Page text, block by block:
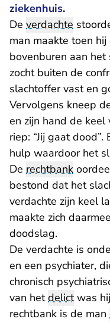
ziekenhuis.
De verdachte
man maakte toen
bovenburen aan
zocht buiten de
slachtoffer vast en
Vervolgens kneep
en zijn hand de
riep: “Jij gaat
hulp waardoor het
De rechtbank
bestond dat het
verdachte zijn keel
maakte zich
doodslag.
De verdachte is
en een psychiater,
chronisch
van hetdelictwas
rechtbank is de man